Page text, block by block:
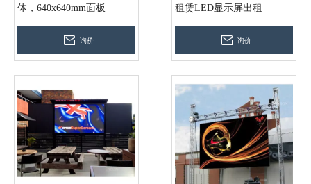
体，640x640mm面板
询价
租赁LED显示屏出租
询价